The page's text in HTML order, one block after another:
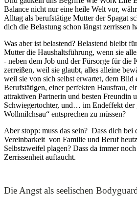
Balance nicht nur eine heile Welt vor,
Alltag als berufstätige Mutter der Spagat
dich die Belastung schon längst zerrissen
Was aber ist belastend? Belastend bleibt
Mutter die Haushaltsführung, wenn sie
- neben dem Job und der Fürsorge für die
zerreißen, weil sie glaubt, alles alleine
weil sie von sich selbst erwartet, dem Bild
Berufstätigen, einer perfekten Hausfrau,
attraktiven Partnerin und besten Freundin
Schwiegertochter, und… im Endeffekt der
Wollmilchsau“ entsprechen zu müssen?
Aber stopp: muss das sein? Dass dich bei
Vereinbarkeit von Familie und Beruf
Selbstzweifel plagen? Dass da immer
Zerrissenheit auftaucht.
Die Angst als seelischen